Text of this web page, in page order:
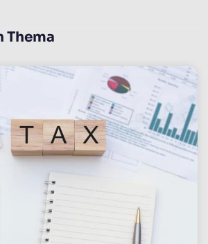
Thema